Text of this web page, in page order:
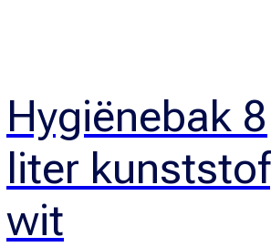
Hygiënebak 8
liter kunststof
wit